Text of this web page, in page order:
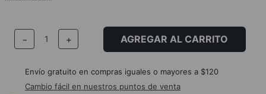
＋
－ AGREGAR AL CARRITO
Envío gratuito en compras iguales o mayores a $120
Cambio fácil en nuestros puntos de venta